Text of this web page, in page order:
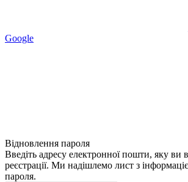
Google
Відновлення пароля
Введіть адресу електронної пошти, яку ви
реєстрації. Ми надішлемо лист з
пароля.